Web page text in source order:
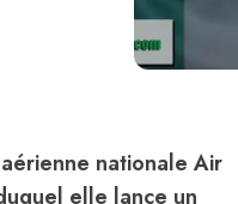
nationale Air
elle lance un